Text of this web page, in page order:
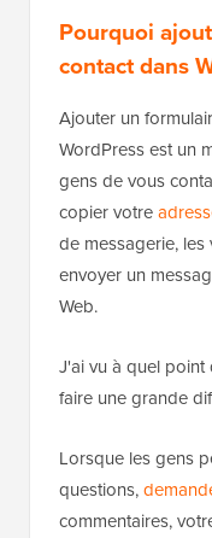
Pourquoi
contact dans
Ajouter un
WordPress est un
gens de vous
copier votre
de messagerie,
envoyer un
Web.
J'ai vu à quel
faire une grande
Lorsque les gens
questions,
commentaires,